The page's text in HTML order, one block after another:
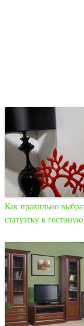
Как правильно
статуэтку в гостиную